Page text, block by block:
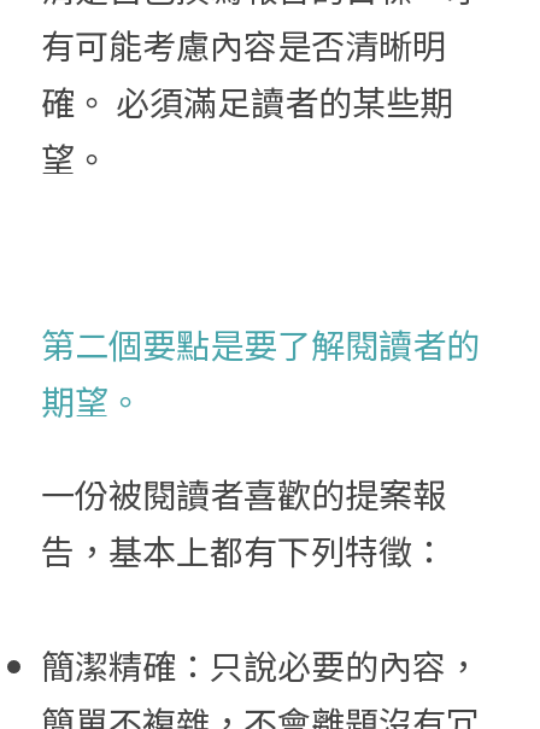
有可能考慮內容是否清晰明
確。 必須滿足讀者的某些期
望。
第二個要點是要了解閱讀者的
期望。
一份被閱讀者喜歡的提案報
告， 基本上都有下列特徵：
簡潔精確：只說必要的內容，